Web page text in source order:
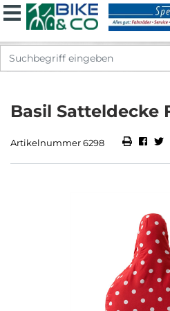
Basil Satteldecke
Artikelnummer 6298